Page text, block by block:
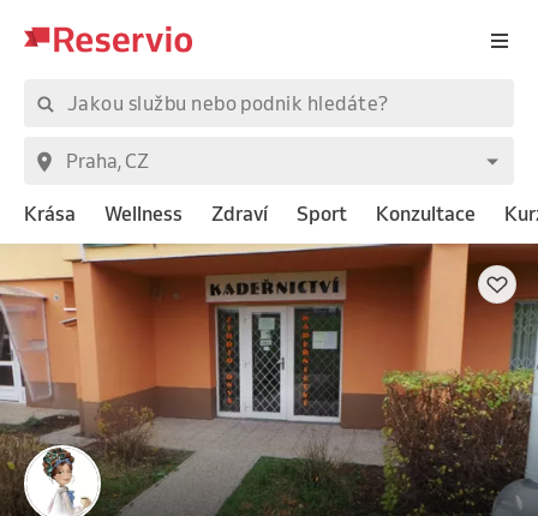
Krása Wellness Zdraví Sport Konzultace